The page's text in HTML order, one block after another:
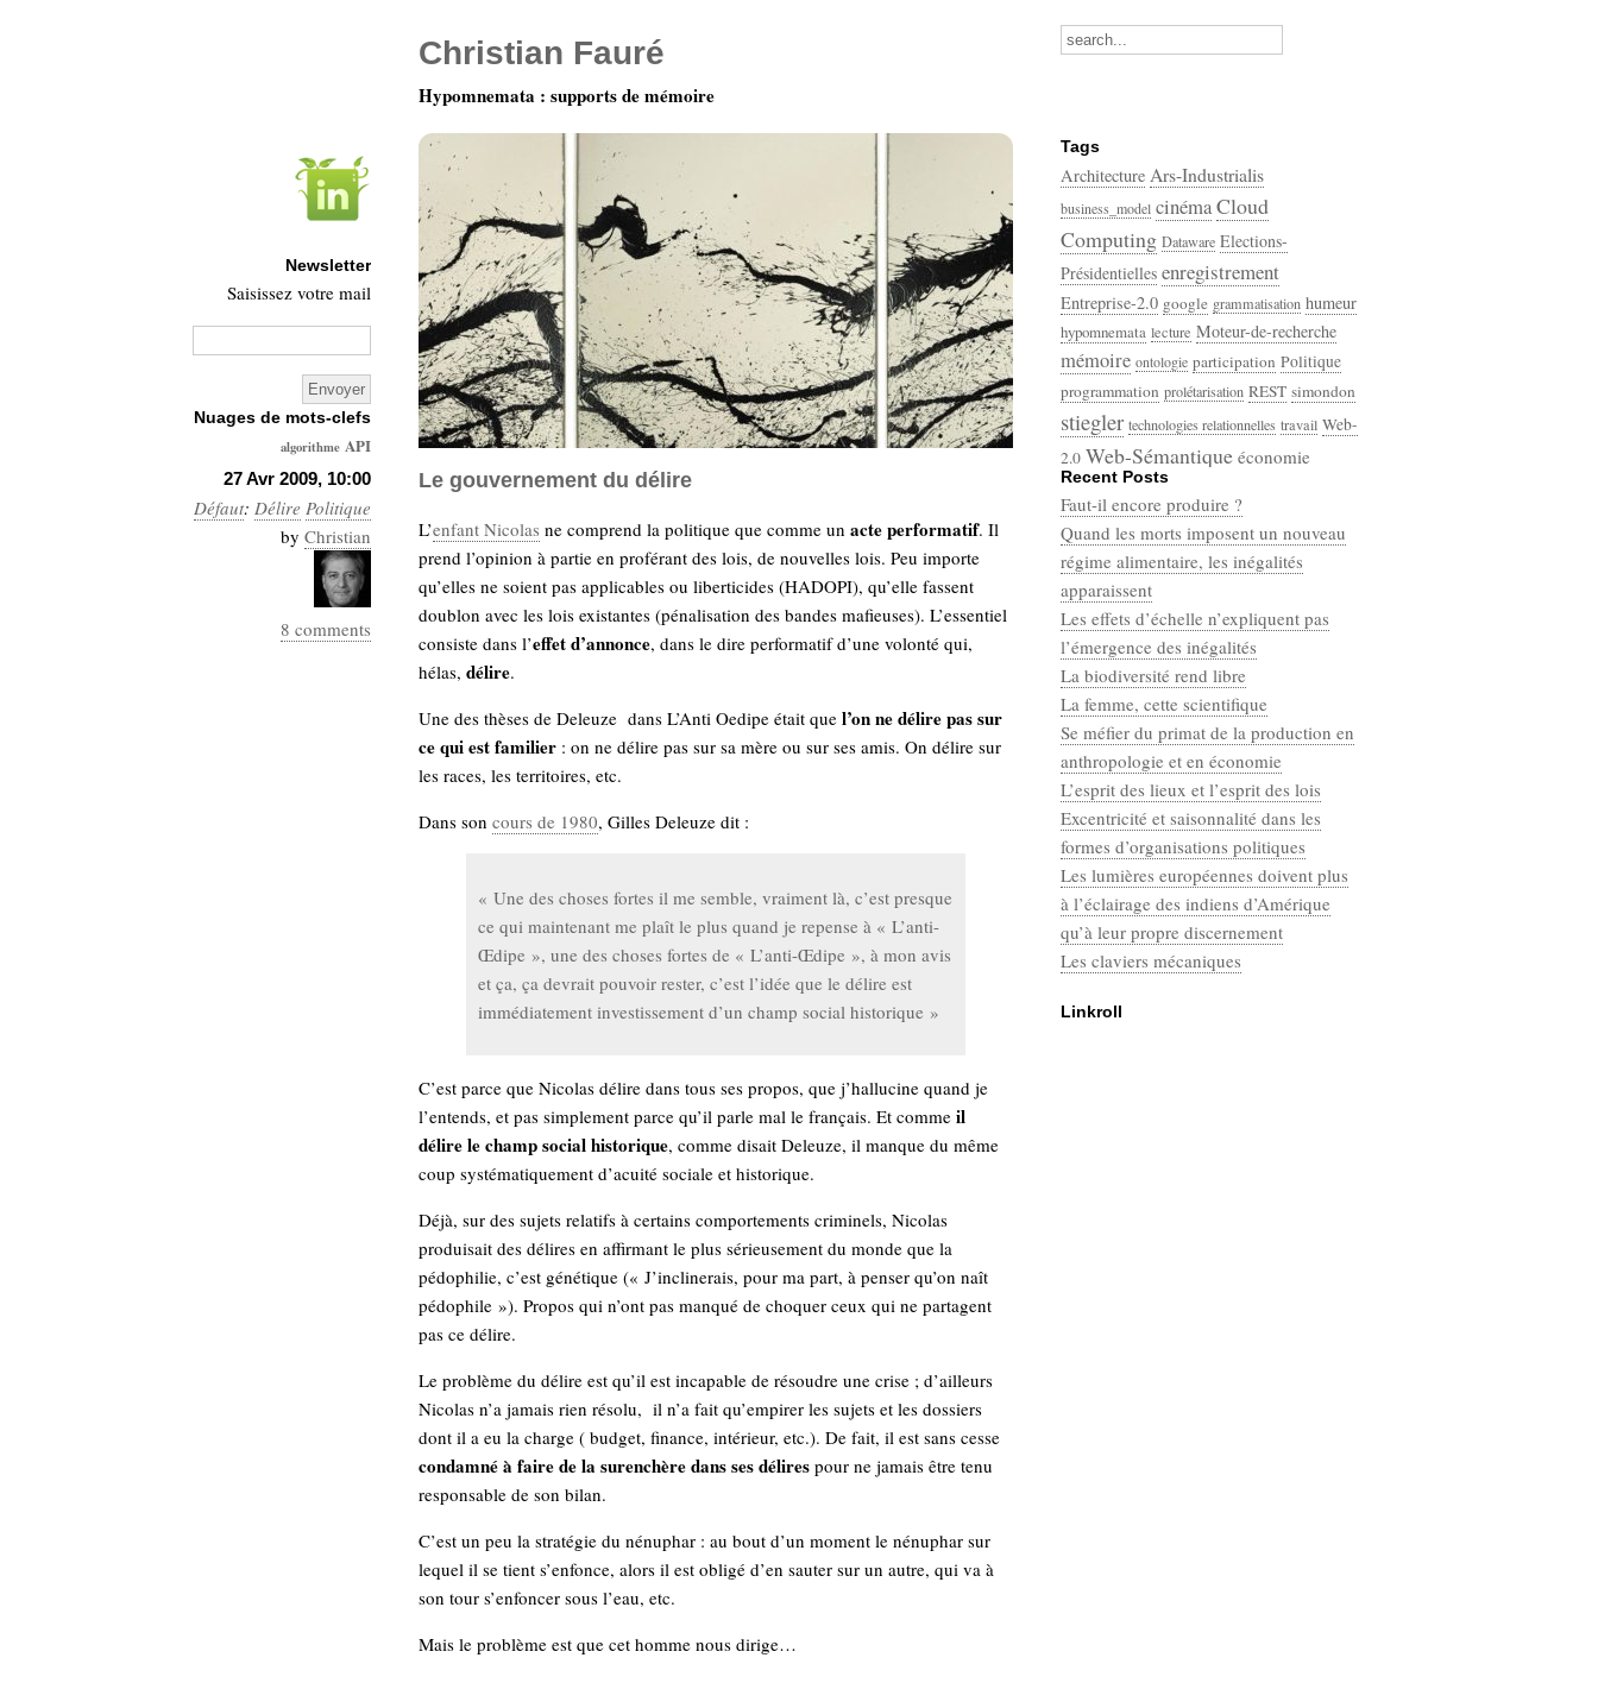
27 Avr 2009, 10:00
Défaut: Délire Politique
by Christian
8 comments
Le gouvernement du délire
L’enfant Nicolas ne comprend la politique que comme un acte performatif. Il
prend l’opinion à partie en proférant des lois, de nouvelles lois. Peu importe
qu’elles ne soient pas applicables ou liberticides (HADOPI), qu’elle fassent
doublon avec les lois existantes (pénalisation des bandes mafieuses). L’essentiel
consiste dans l’effet d’annonce, dans le dire performatif d’une volonté qui,
hélas, délire.
Une des thèses de Deleuze dans L’Anti Oedipe était que l’on ne délire pas sur
ce qui est familier : on ne délire pas sur sa mère ou sur ses amis. On délire sur
les races, les territoires, etc.
Dans son cours de 1980, Gilles Deleuze dit :
« Une des choses fortes il me semble, vraiment là, c’est presque
ce qui maintenant me plaît le plus quand je repense à « L’anti-
Œdipe », une des choses fortes de « L’anti-Œdipe », à mon avis
et ça, ça devrait pouvoir rester, c’est l’idée que le délire est
immédiatement investissement d’un champ social historique »
C’est parce que Nicolas délire dans tous ses propos, que j’hallucine quand je
l’entends, et pas simplement parce qu’il parle mal le français. Et comme il
délire le champ social historique, comme disait Deleuze, il manque du même
coup systématiquement d’acuité sociale et historique.
Déjà, sur des sujets relatifs à certains comportements criminels, Nicolas
produisait des délires en affirmant le plus sérieusement du monde que la
pédophilie, c’est génétique (« J’inclinerais, pour ma part, à penser qu’on naît
pédophile »). Propos qui n’ont pas manqué de choquer ceux qui ne partagent
pas ce délire.
Le problème du délire est qu’il est incapable de résoudre une crise ; d’ailleurs
Nicolas n’a jamais rien résolu, il n’a fait qu’empirer les sujets et les dossiers
dont il a eu la charge ( budget, finance, intérieur, etc.). De fait, il est sans cesse
condamné à faire de la surenchère dans ses délires pour ne jamais être tenu
responsable de son bilan.
C’est un peu la stratégie du nénuphar : au bout d’un moment le nénuphar sur
lequel il se tient s’enfonce, alors il est obligé d’en sauter sur un autre, qui va à
son tour s’enfoncer sous l’eau, etc.
Mais le problème est que cet homme nous dirige…
Recent Posts
Faut-il encore produire ?
Quand les morts imposent un nouveau
régime alimentaire, les inégalités
apparaissent
Les effets d’échelle n’expliquent pas
l’émergence des inégalités
La biodiversité rend libre
La femme, cette scientifique
Se méfier du primat de la production en
anthropologie et en économie
L’esprit des lieux et l’esprit des lois
Excentricité et saisonnalité dans les
formes d’organisations politiques
Les lumières européennes doivent plus
à l’éclairage des indiens d’Amérique
qu’à leur propre discernement
Les claviers mécaniques
Linkroll
Christian Fauré
Hypomnemata : supports de mémoire
Newsletter
Saisissez votre mail
Nuages de mots-clefs
algorithme API
Architecture
Ars-
Industrialis
business_model
cinéma
Tags
Architecture Ars-Industrialis
business_model cinémaCloud
Computing Dataware Elections-
Présidentielles enregistrement
Entreprise-2.0 google grammatisation humeur
hypomnemata lecture Moteur-de-recherche
mémoire ontologie participation Politique
programmation prolétarisation REST simondon
stiegler technologies relationnelles travail Web-
2.0 Web-Sémantique économie
écriture
Categories
Défaut